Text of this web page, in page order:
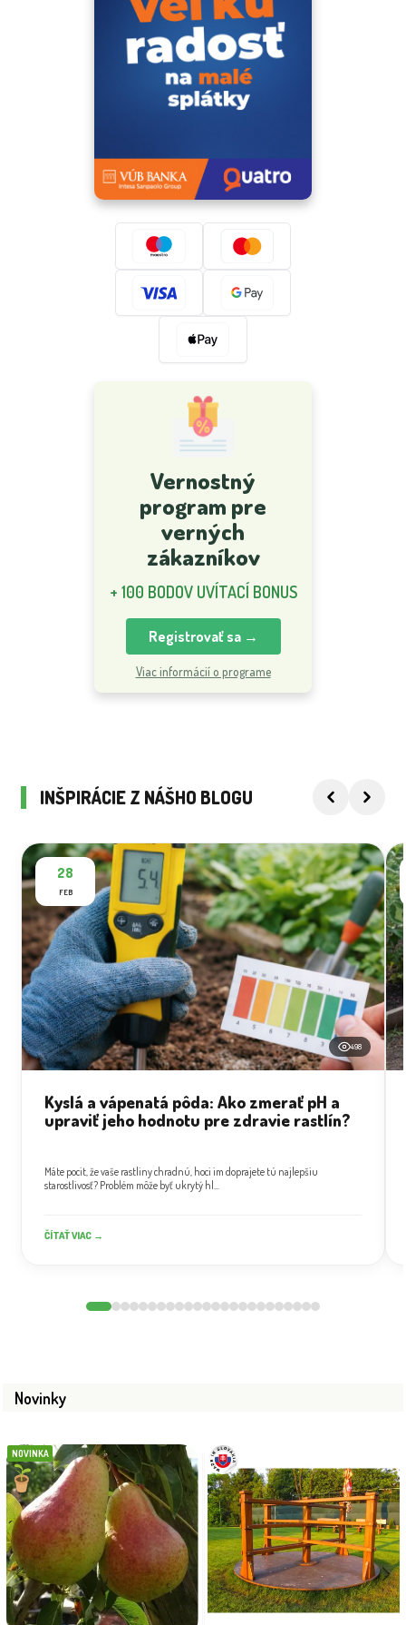
Vernostný
program pre
verných
zákazníkov
+ 100 BODOV UVÍTACÍ BONUS
Registrovať sa →
Viac informácií o programe
INŠPIRÁCIE Z NÁŠHO BLOGU
28
FEB
498
Kyslá a vápenatá pôda: Ako zmerať pH a
upraviť jeho hodnotu pre zdravie rastlín?
Máte pocit, že vaše rastliny chradnú, hoci im doprajete tú najlepšiu
starostlivosť? Problém môže byť ukrytý hl...
ČÍTAŤ VIAC →
Novinky
NOVINKA